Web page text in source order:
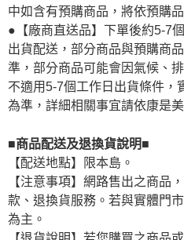
中如含有預購商品，將依預購
●【廠商直送品】下單後約5-7
出貨配送，部分商品與預購商
準，部分商品可能會因氣候、
不適用5-7個工作日出貨條件，
為準，詳細相關事宜請依康是
■商品配送及退換貨說明■
【配送地點】限本島。
【注意事項】網路售出之商品
款、退換貨服務。若與實體門
為主。